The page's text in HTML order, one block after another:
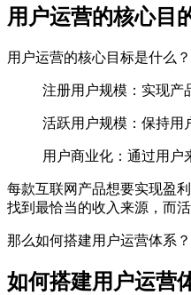
用户运营的核心目
用户运营的核心目标是什么
注册用户规模：实现产
活跃用户规模：保持用
用户商业化：通过用
每款互联网产品想要实现盈
找到最恰当的收入来源，而
那么如何搭建用户运营体系
如何搭建用户运营